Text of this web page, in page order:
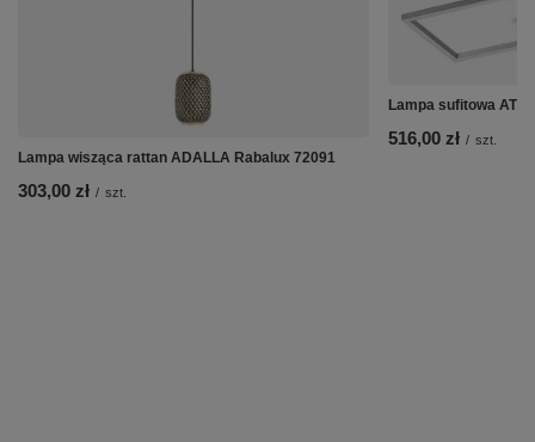
Lampa wisząca rattan ADALLA Rabalux 72091
303,00 zł / szt.
Lampa sufitowa
516,00 zł / szt.